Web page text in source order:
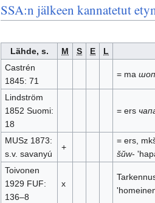
SSA:n jälkeen kannatetut
Lähde, s.
M S E L
Castrén
1845: 71
= ma
Lindström
1852 Suomi:
18
= ers
MUSz 1873:
s.v. savanyú
+
= ers,
šŭw-
Toivonen
1929 FUF:
136–8
x